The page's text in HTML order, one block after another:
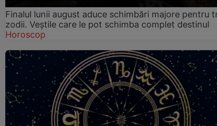
Finalul lunii august aduce schimbări majore pentru
zodii. Veștile care le pot schimba complet destinul
Horoscop